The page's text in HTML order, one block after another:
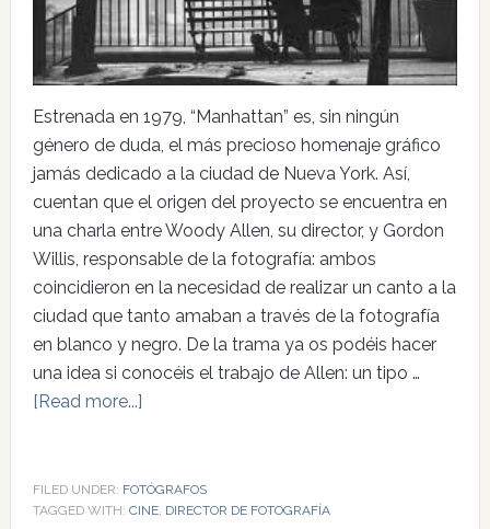
Estrenada en 1979, “Manhattan” es, sin ningún
género de duda, el más precioso homenaje gráfico
jamás dedicado a la ciudad de Nueva York. Así,
cuentan que el origen del proyecto se encuentra en
una charla entre Woody Allen, su director, y Gordon
Willis, responsable de la fotografía: ambos
coincidieron en la necesidad de realizar un canto a la
ciudad que tanto amaban a través de la fotografía
en blanco y negro. De la trama ya os podéis hacer
una idea si conocéis el trabajo de Allen: un tipo …
[Read more...]
FILED UNDER: FOTÓGRAFOS
TAGGED WITH: CINE, DIRECTOR DE FOTOGRAFÍA